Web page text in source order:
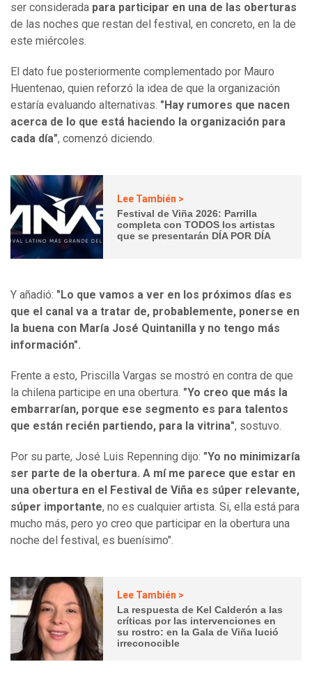
ser considerada para participar en una de las oberturas
de las noches que restan del festival, en concreto, en la de
este miércoles.
El dato fue posteriormente complementado por Mauro
Huentenao, quien reforzó la idea de que la organización
estaría evaluando alternativas. "Hay rumores que nacen
acerca de lo que está haciendo la organización para
cada día", comenzó diciendo.
Lee También >
Festival de Viña 2026: Parrilla
completa con TODOS los artistas
que se presentarán DÍA POR DÍA
Y añadió: "Lo que vamos a ver en los próximos días es
que el canal va a tratar de, probablemente, ponerse en
la buena con María José Quintanilla y no tengo más
información".
Frente a esto, Priscilla Vargas se mostró en contra de que
la chilena participe en una obertura. "Yo creo que más la
embarrarían, porque ese segmento es para talentos
que están recién partiendo, para la vitrina", sostuvo.
Por su parte, José Luis Repenning dijo: "Yo no minimizaría
ser parte de la obertura. A mí me parece que estar en
una obertura en el Festival de Viña es súper relevante,
súper importante, no es cualquier artista. Si, ella está para
mucho más, pero yo creo que participar en la obertura una
noche del festival, es buenísimo".
Lee También >
La respuesta de Kel Calderón a las
críticas por las intervenciones en
su rostro: en la Gala de Viña lució
irreconocible